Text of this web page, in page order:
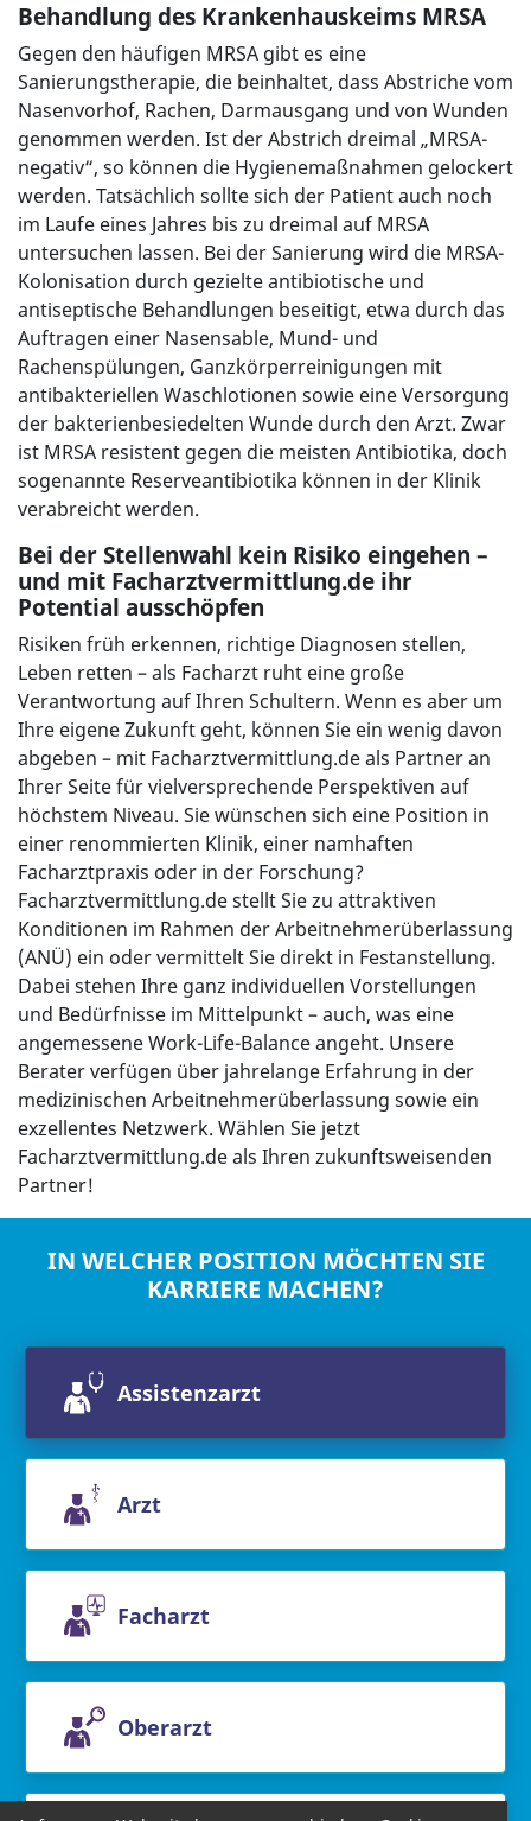
Behandlung des Krankenhauskeims MRSA
Gegen den häufigen MRSA gibt es eine
Sanierungstherapie, die beinhaltet, dass Abstriche vom
Nasenvorhof, Rachen, Darmausgang und von Wunden
genommen werden. Ist der Abstrich dreimal „MRSA-
negativ“, so können die Hygienemaßnahmen gelockert
werden. Tatsächlich sollte sich der Patient auch noch
im Laufe eines Jahres bis zu dreimal auf MRSA
untersuchen lassen. Bei der Sanierung wird die MRSA-
Kolonisation durch gezielte antibiotische und
antiseptische Behandlungen beseitigt, etwa durch das
Auftragen einer Nasensable, Mund- und
Rachenspülungen, Ganzkörperreinigungen mit
antibakteriellen Waschlotionen sowie eine Versorgung
der bakterienbesiedelten Wunde durch den Arzt. Zwar
ist MRSA resistent gegen die meisten Antibiotika, doch
sogenannte Reserveantibiotika können in der Klinik
verabreicht werden.
Bei der Stellenwahl kein Risiko eingehen –
und mit Facharztvermittlung.de ihr
Potential ausschöpfen
Risiken früh erkennen, richtige Diagnosen stellen,
Leben retten – als Facharzt ruht eine große
Verantwortung auf Ihren Schultern. Wenn es aber um
Ihre eigene Zukunft geht, können Sie ein wenig davon
abgeben – mit Facharztvermittlung.de als Partner an
Ihrer Seite für vielversprechende Perspektiven auf
höchstem Niveau. Sie wünschen sich eine Position in
einer renommierten Klinik, einer namhaften
Facharztpraxis oder in der Forschung?
Facharztvermittlung.de stellt Sie zu attraktiven
Konditionen im Rahmen der Arbeitnehmerüberlassung
(ANÜ) ein oder vermittelt Sie direkt in Festanstellung.
Dabei stehen Ihre ganz individuellen Vorstellungen
und Bedürfnisse im Mittelpunkt – auch, was eine
angemessene Work-Life-Balance angeht. Unsere
Berater verfügen über jahrelange Erfahrung in der
medizinischen Arbeitnehmerüberlassung sowie ein
exzellentes Netzwerk. Wählen Sie jetzt
Facharztvermittlung.de als Ihren zukunftsweisenden
Partner!
IN WELCHER POSITION MÖCHTEN SIE
KARRIERE MACHEN?
Assistenzarzt
Arzt
Facharzt
Oberarzt